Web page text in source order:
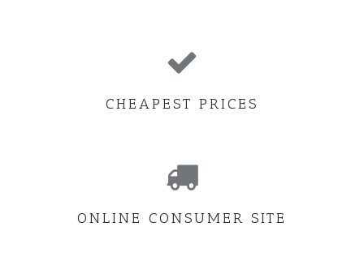
CHEAPEST PRICES
ONLINE CONSUMER SITE